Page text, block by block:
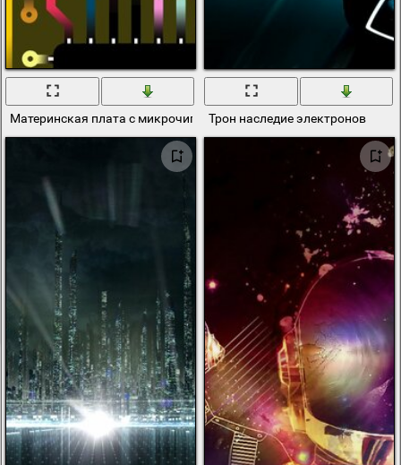
Материнская плата с микрочипами для электронных устройств
Трон наследие электронов